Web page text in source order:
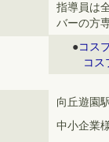
指導員は
バーの方
●コス
コス
向丘遊園
中小企業